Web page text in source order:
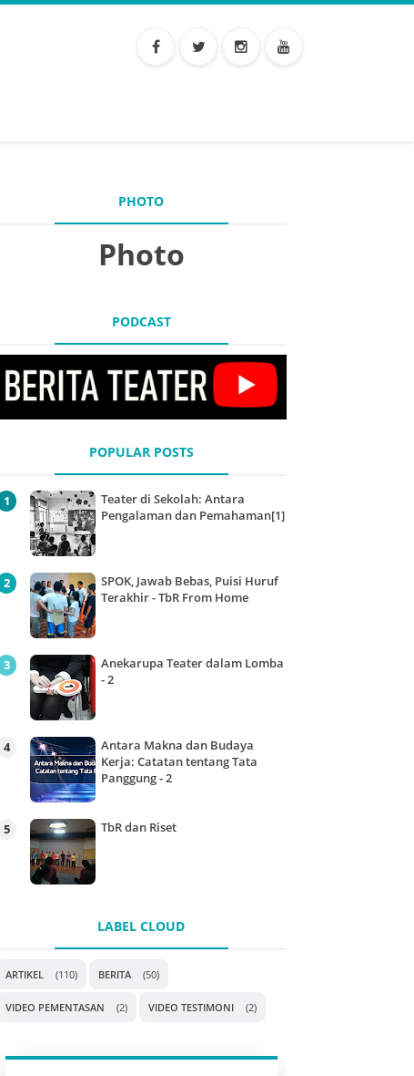
PHOTO
Photo
PODCAST
POPULAR POSTS
Teater di Sekolah: Antara
Pengalaman dan Pemahaman[1]
SPOK, Jawab Bebas, Puisi Huruf
Terakhir - TbR From Home
Anekarupa Teater dalam Lomba
- 2
Antara Makna dan Budaya
Kerja: Catatan tentang Tata
Panggung - 2
TbR dan Riset
LABEL CLOUD
ARTIKEL (110) BERITA (50)
VIDEO PEMENTASAN (2) VIDEO TESTIMONI (2)